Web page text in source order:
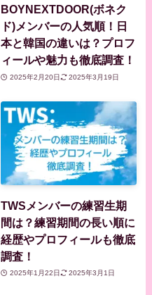
BOYNEXTDOOR(ボネク
ド)メンバーの人気順！日
本と韓国の違いは？プロフ
ィールや魅力も徹底調査！
2025年2月20日 2025年3月19日
TWSメンバーの練習生期
間は？練習期間の長い順に
経歴やプロフィールも徹底
調査！
2025年1月22日 2025年3月1日